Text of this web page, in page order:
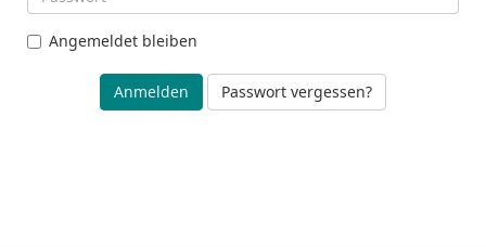
Angemeldet bleiben
Passwort vergessen?